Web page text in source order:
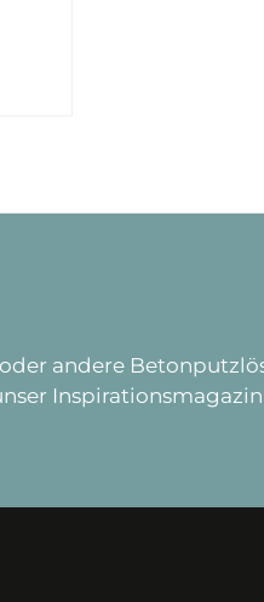
andere
Inspirationsmagazin